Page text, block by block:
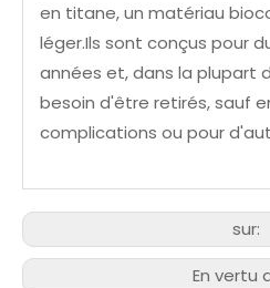
en titane, un matériau
léger.Ils sont conçus pour
années et, dans la plupart
besoin d'être retirés, sauf
complications ou pour
sur:
En vertu